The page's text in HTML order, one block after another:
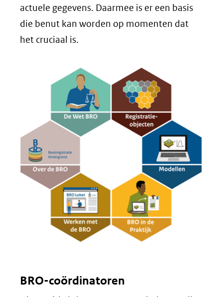
actuele gegevens. Daarmee is er een basis
die benut kan worden op momenten dat
het cruciaal is.
BRO-coördinatoren